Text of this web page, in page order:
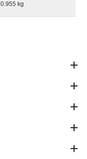
0.955 kg